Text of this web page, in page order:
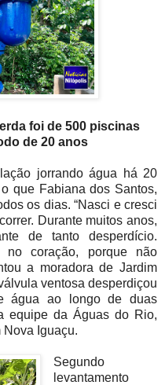
foi de 500 piscinas
de 20 anos
jorrando água há 20
que Fabiana dos Santos,
os dias. “Nasci e cresci
Durante muitos anos,
de tanto desperdício.
coração, porque não
a moradora de Jardim
ventosa desperdiçou
água ao longo de duas
equipe da Águas do Rio,
Nova Iguaçu.
Segundo
levantamento